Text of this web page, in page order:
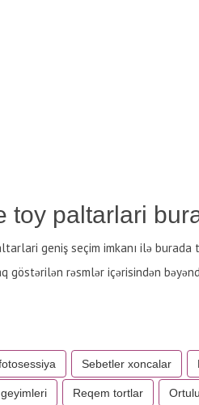
toy paltarlari
geniş seçim imkanı ilə burada
göstərilən rəsmlər içərisindən
Sebetler xoncalar
Reqem tortlar